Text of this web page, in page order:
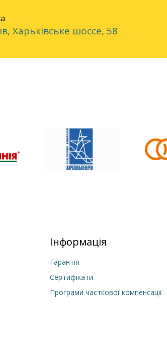
Харьківське шоссе, 58
Інформація
Гарантія
Сертифікати
Програми часткової компенсації